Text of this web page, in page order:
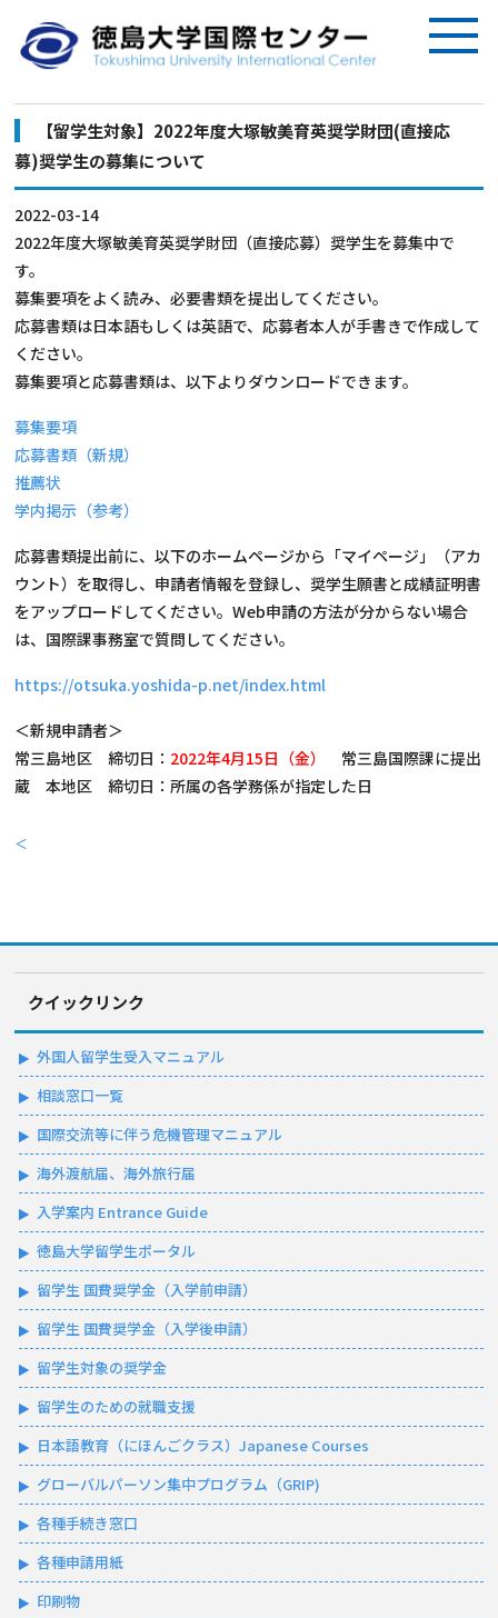
【留学生対象】2022年度大塚敏美育英奨学財団(直接応
募)奨学生の募集について
2022-03-14
2022年度大塚敏美育英奨学財団（直接応募）奨学生を募集中で
す。
募集要項をよく読み、必要書類を提出してください。
応募書類は日本語もしくは英語で、応募者本人が手書きで作成して
ください。
募集要項と応募書類は、以下よりダウンロードできます。
募集要項
応募書類（新規）
推薦状
学内掲示（参考）
応募書類提出前に、以下のホームページから「マイページ」（アカ
ウント）を取得し、申請者情報を登録し、奨学生願書と成績証明書
をアップロードしてください。Web申請の方法が分からない場合
は、国際課事務室で質問してください。
https://otsuka.yoshida-p.net/index.html
＜新規申請者＞
常三島地区 締切日： 2022年4月15日（金）
常三島国際課に提出
蔵 本地区 締切日：所属の各学務係が指定した日
＜
クイックリンク
外国人留学生受入マニュアル
相談窓口一覧
国際交流等に伴う危機管理マニュアル
海外渡航届、海外旅行届
入学案内 Entrance Guide
徳島大学留学生ポータル
留学生 国費奨学金（入学前申請）
留学生 国費奨学金（入学後申請）
留学生対象の奨学金
留学生のための就職支援
日本語教育（にほんごクラス）Japanese Courses
グローバルパーソン集中プログラム（GRIP)
各種手続き窓口
各種申請用紙
印刷物